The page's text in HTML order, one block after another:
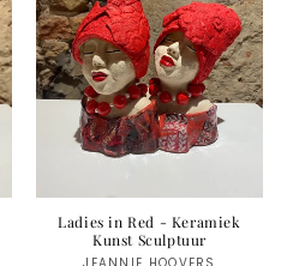
Ladies in Red - Keramiek
Kunst Sculptuur